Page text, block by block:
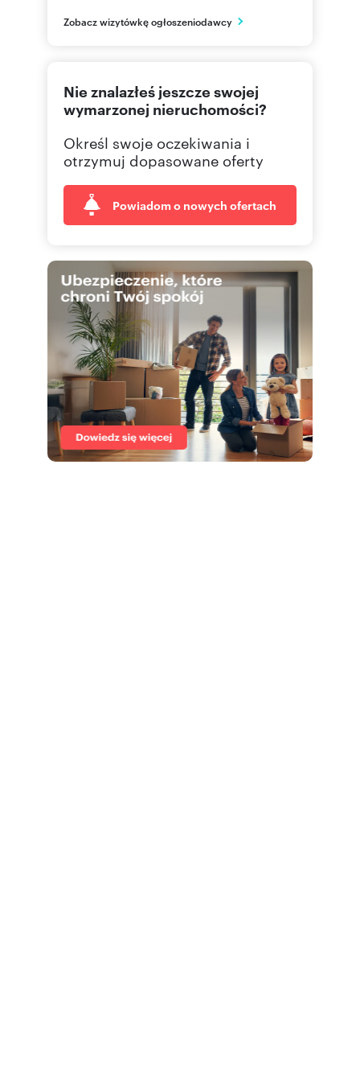
PL
226465 Pokaż telefon
Zobacz wizytówkę ogłoszeniodawcy
Nie znalazłeś jeszcze swojej
wymarzonej nieruchomości?
Określ swoje oczekiwania i
otrzymuj dopasowane oferty
Powiadom o nowych ofertach